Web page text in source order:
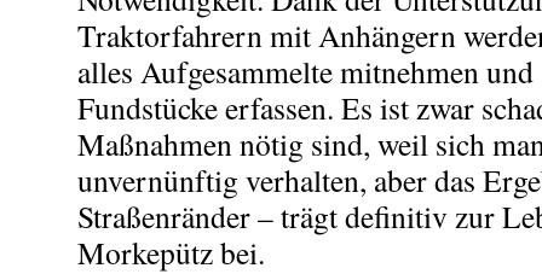
Traktorfahrern mit Anhängern
alles Aufgesammelte mitnehmen
Fundstücke erfassen. Es ist zwar
Maßnahmen nötig sind, weil sich
unvernünftig verhalten, aber das
Straßenränder – trägt definitiv zur
Morkepütz bei.